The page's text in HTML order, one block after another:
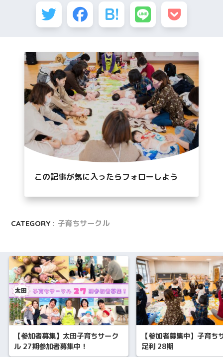
この記事が気に入ったらフォローしよう
CATEGORY : 子育ちサークル
【参加者募集】太田子育ちサーク
ル 27期参加者募集中！
【参加者募集中】子育ち
足利 28期